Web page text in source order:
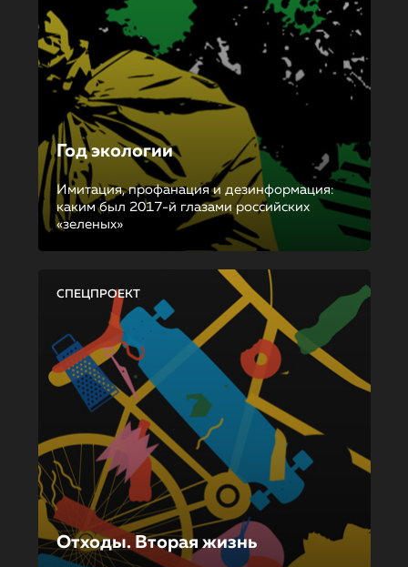
Год экологии
Имитация, профанация и дезинформация:
каким был 2017-й глазами российских
«зеленых»
СПЕЦПРОЕКТ
Отходы. Вторая жизнь